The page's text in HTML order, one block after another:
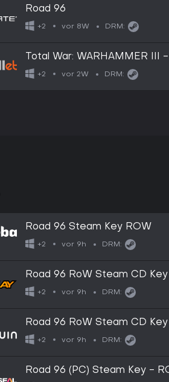
Road 96 ️
+2 vor 8W DRM:
Total War: WARHAMMER
+2 vor 2W DRM:
Road 96 Steam Key ROW
+2 vor 9h DRM:
Road 96 RoW Steam CD Key
+2 vor 9h DRM:
Road 96 RoW Steam CD Key
+2 vor 9h DRM:
Road 96 (PC) Steam Key -